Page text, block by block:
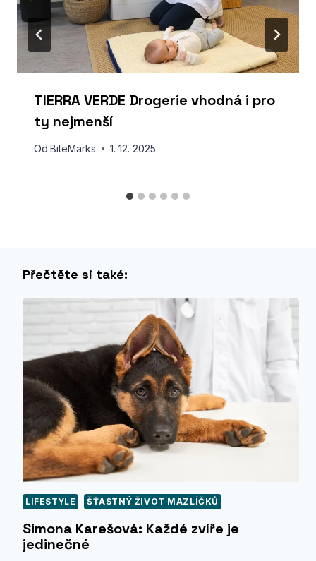
TIERRA VERDE Drogerie vhodná i pro
ty nejmenší
Od BiteMarks 1. 12. 2025
Přečtěte si také:
LIFESTYLE ŠŤASTNÝ ŽIVOT MAZLÍČKŮ
Simona Karešová: Každé zvíře je
jedinečné